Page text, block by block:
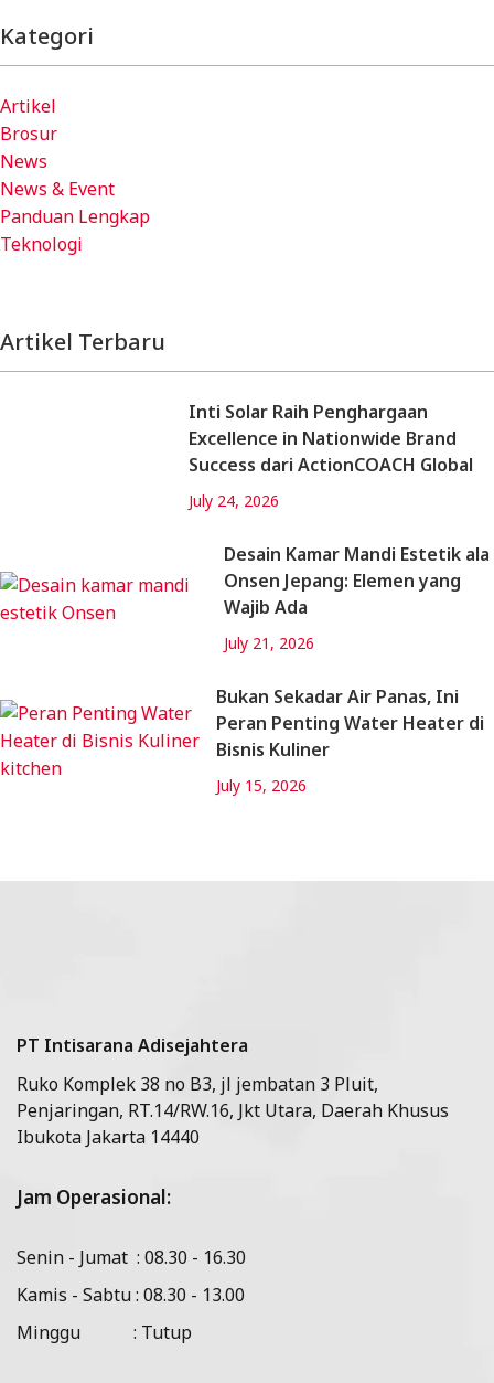
Kategori
Artikel
Brosur
News
News & Event
Panduan Lengkap
Teknologi
Artikel Terbaru
Inti Solar Raih Penghargaan
Excellence in Nationwide Brand
Success dari ActionCOACH Global
July 24, 2026
Desain Kamar Mandi Estetik ala
Onsen Jepang: Elemen yang
Wajib Ada
July 21, 2026
Bukan Sekadar Air Panas, Ini
Peran Penting Water Heater di
Bisnis Kuliner
July 15, 2026
PT Intisarana Adisejahtera
Ruko Komplek 38 no B3, jl jembatan 3 Pluit,
Penjaringan, RT.14/RW.16, Jkt Utara, Daerah Khusus
Ibukota Jakarta 14440
Jam Operasional:
Senin - Jumat : 08.30 - 16.30
Kamis - Sabtu : 08.30 - 13.00
Minggu : Tutup